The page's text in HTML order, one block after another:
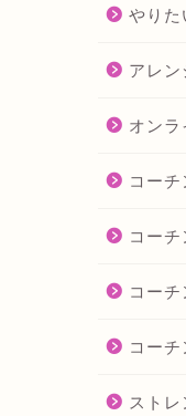
やりた
アレン
オンラ
コー
コーチ
コー
コーチ
ストレ